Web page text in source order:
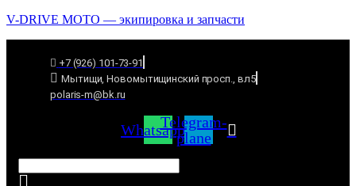
V-DRIVE MOTO — экипировка и запчасти
+7 (926) 101-73-91
Мытищи, Новомытищинский просп., вл5
polaris-m@bk.ru
WhatsappTelegram-
plane